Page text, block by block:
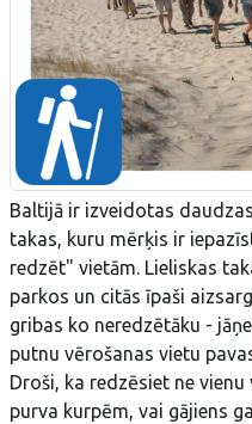
Baltijā ir izveidotas
takas, kuru mērķis ir
redzēt" vietām. Lieliskas
parkos un citās īpaši
gribas ko neredzētāku -
putnu vērošanas vietu
Droši, ka redzēsiet ne
purva kurpēm, vai gājiens